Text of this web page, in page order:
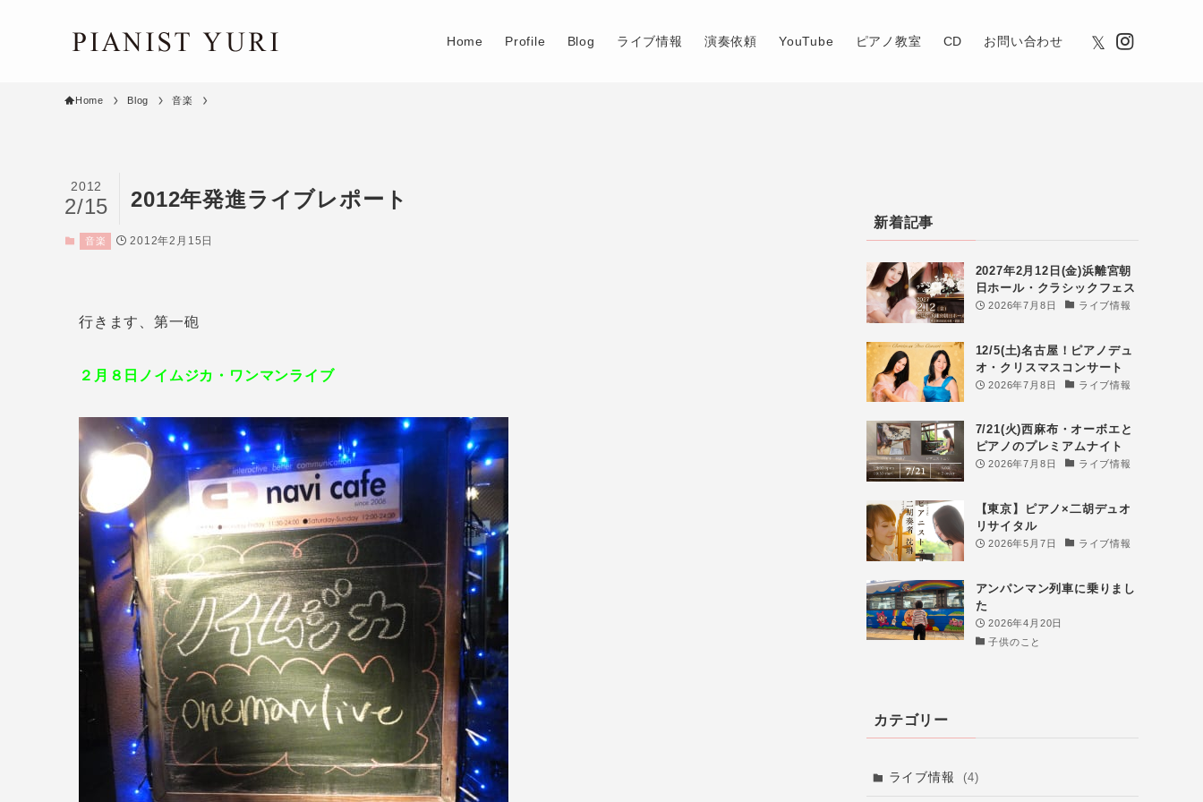
Home Profile Blog ライブ情報 演奏依頼 YouTube ピアノ教室 CD お問い合わせ
Home Blog 音楽
2012年発進ライブレポート
2012
2/15
音楽 2012年2月15日
行きます、第一砲
２月８日ノイムジカ・ワンマンライブ
新着記事
2027年2月12日(金)浜離宮朝
日ホール・クラシックフェス
2026年7月8日 ライブ情報
12/5(土)名古屋！ピアノデュ
オ・クリスマスコンサート
2026年7月8日 ライブ情報
7/21(火)西麻布・オーボエと
ピアノのプレミアムナイト
2026年7月8日 ライブ情報
【東京】ピアノ×二胡デュオ
リサイタル
2026年5月7日 ライブ情報
アンパンマン列車に乗りまし
た
2026年4月20日
子供のこと
カテゴリー
ライブ情報 (4)